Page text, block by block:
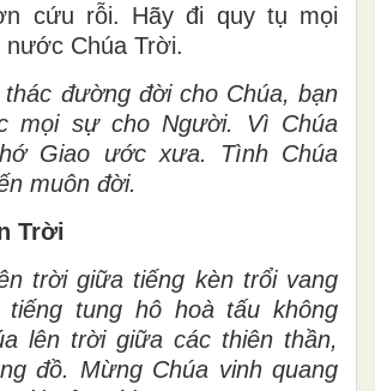
cứu rỗi. Hãy đi quy tụ mọi
Chúa Trời.
đường đời cho Chúa, bạn
mọi sự cho Người. Vì Chúa
Giao ước xưa. Tình Chúa
muôn đời.
Trời
trời giữa tiếng kèn trổi vang
tiếng tung hô hoà tấu không
lên trời giữa các thiên thần,
đồ. Mừng Chúa vinh quang